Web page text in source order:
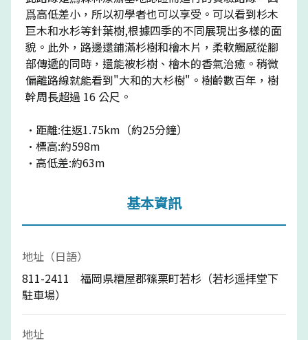
爲高低差小，所以初學者也可以享受。可以看到杉木
巨木和水杉等針葉樹,根據四季的不同展現出多樣的面
貌。此外，路邊還鋪滿杉樹和檜木片，柔軟觸感從腳
部傳遞的同時，還能被杉樹、檜木的香氣治癒。稍微
偏離路線就能看到"大和的大杉樹"。樹齡數百年，樹
幹周長超過 16 公尺。
·距離:往返1.75km（約25分鐘）
·標高:約598m
·高低差:約63m
基本資訊
地址（日語）
811-2411 福岡県糟屋郡篠栗町若杉（若杉遥拝堂下
駐車場）
地址